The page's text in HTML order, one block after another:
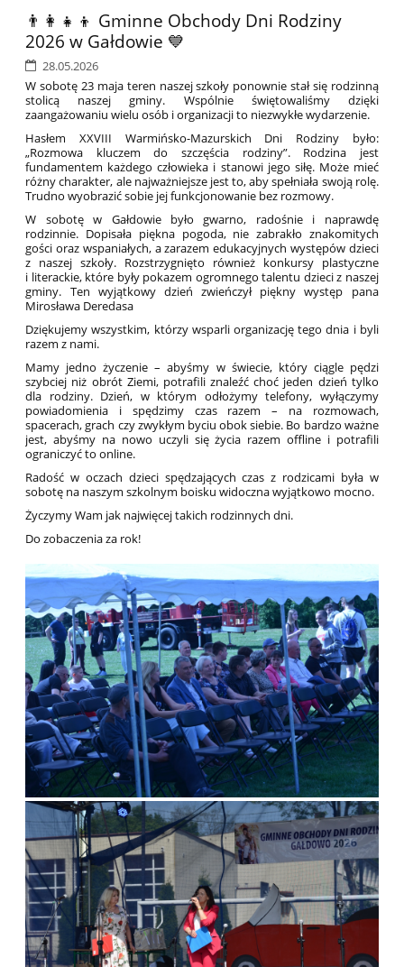
2
👨‍👩‍👧‍👦 Gminne Obchody Dni Rodziny
2026 w Gałdowie 💙
28.05.2026
W sobotę 23 maja teren naszej szkoły ponownie stał się rodzinną
stolicą naszej gminy. Wspólnie świętowaliśmy dzięki
zaangażowaniu wielu osób i organizacji to niezwykłe wydarzenie.
Hasłem XXVIII Warmińsko-Mazurskich Dni Rodziny było:
„Rozmowa kluczem do szczęścia rodziny”. Rodzina jest
fundamentem każdego człowieka i stanowi jego siłę. Może mieć
różny charakter, ale najważniejsze jest to, aby spełniała swoją rolę.
Trudno wyobrazić sobie jej funkcjonowanie bez rozmowy.
W sobotę w Gałdowie było gwarno, radośnie i naprawdę
rodzinnie. Dopisała piękna pogoda, nie zabrakło znakomitych
gości oraz wspaniałych, a zarazem edukacyjnych występów dzieci
z naszej szkoły. Rozstrzygnięto również konkursy plastyczne
i literackie, które były pokazem ogromnego talentu dzieci z naszej
gminy. Ten wyjątkowy dzień zwieńczył piękny występ pana
Mirosława Deredasa
Dziękujemy wszystkim, którzy wsparli organizację tego dnia i byli
razem z nami.
Mamy jedno życzenie – abyśmy w świecie, który ciągle pędzi
szybciej niż obrót Ziemi, potrafili znaleźć choć jeden dzień tylko
dla rodziny. Dzień, w którym odłożymy telefony, wyłączymy
powiadomienia i spędzimy czas razem – na rozmowach,
spacerach, grach czy zwykłym byciu obok siebie. Bo bardzo ważne
jest, abyśmy na nowo uczyli się życia razem offline i potrafili
ograniczyć to online.
Radość w oczach dzieci spędzających czas z rodzicami była w
sobotę na naszym szkolnym boisku widoczna wyjątkowo mocno.
Życzymy Wam jak najwięcej takich rodzinnych dni.
Do zobaczenia za rok!